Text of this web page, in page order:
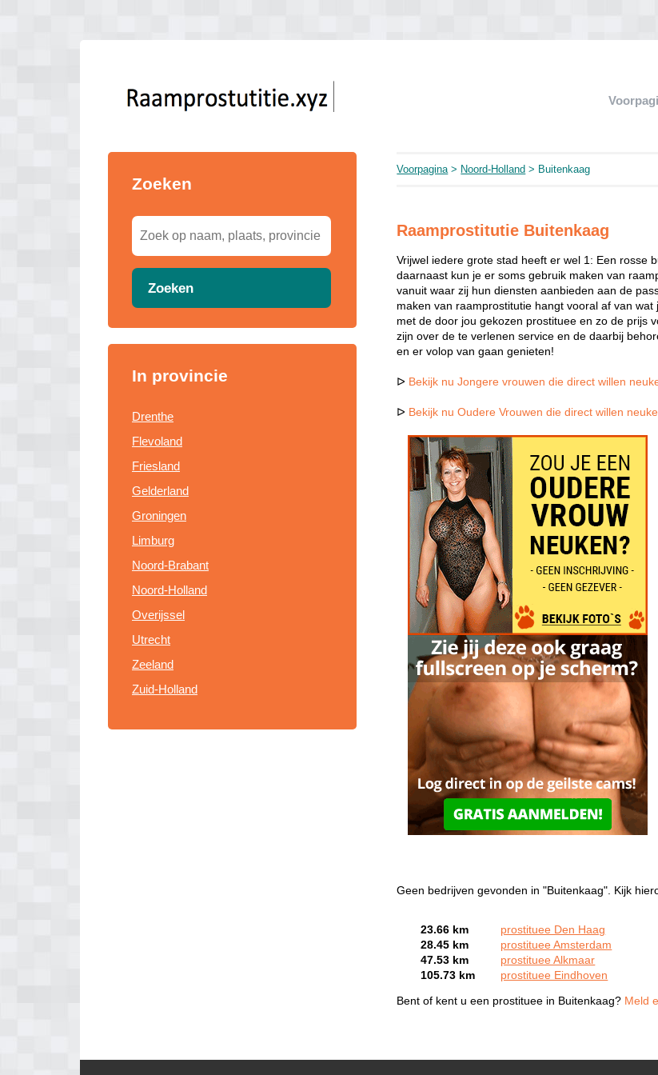
Zoeken
Zoeken
In provincie
Drenthe
Flevoland
Friesland
Gelderland
Groningen
Limburg
Noord-Brabant
Noord-Holland
Overijssel
Utrecht
Zeeland
Zuid-Holland
Voorpagina> Noord-Holland > Buitenkaag
Raamprostitutie Buitenkaag
Vrijwel iedere grote stad heeft er wel 1: Een rosse
daarnaast kun je er soms gebruik maken van
vanuit waar zij hun diensten aanbieden aan de
maken van raamprostitutie hangt vooral af van
met de door jou gekozen prostituee en zo de prijs
zijn over de te verlenen service en de daarbij
en er volop van gaan genieten!
ᐅ Bekijk nu Jongere vrouwen die direct willen
ᐅ Bekijk nu Oudere Vrouwen die direct willen
Geen bedrijven gevonden in "Buitenkaag". Kijk
23.66 km
prostituee Den Haag
28.45 km
prostituee Amsterdam
47.53 km
prostituee Alkmaar
105.73 km
prostituee Eindhoven
Bent of kent u een prostituee in Buitenkaag? Meld